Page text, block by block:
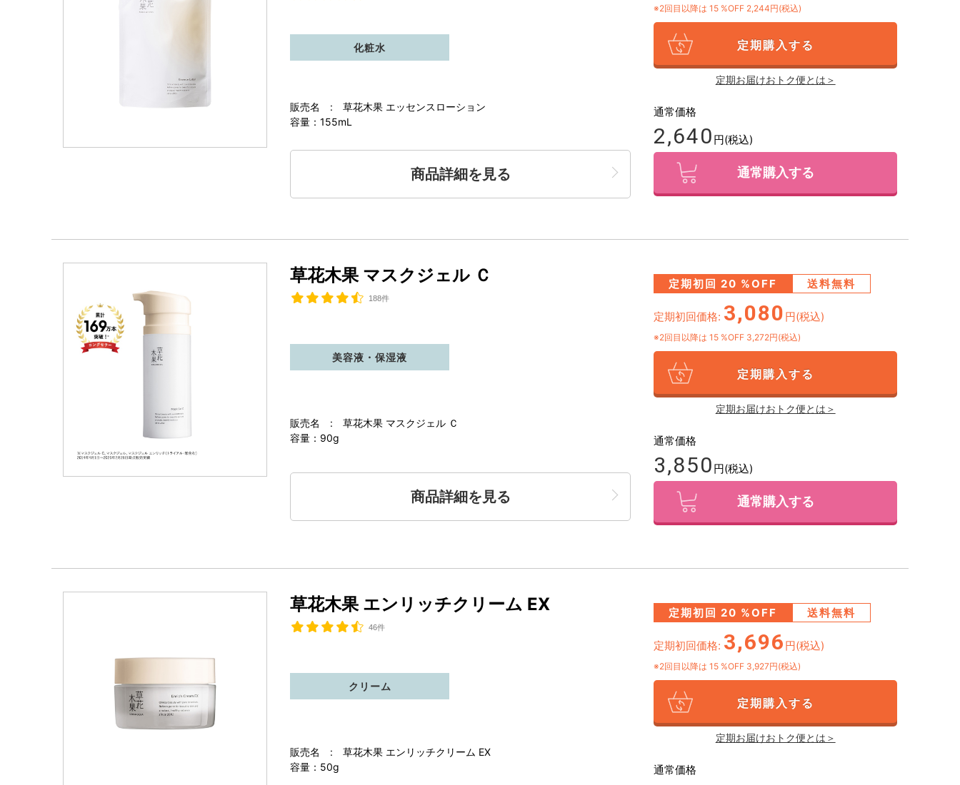
販売名 : 草花木果 エッセンスローション
容量：155mL
化粧水
商品詳細を見る
※2回目以降は 15 %OFF 2,244円(税込)
定期購入する
定期お届けおトク便とは＞
通常価格
2,640 円(税込)
通常購入する
草花木果 マスクジェル Ｃ
188件
販売名 : 草花木果 マスクジェル Ｃ
容量：90g
美容液・保湿液
商品詳細を見る
定期初回 20 %OFF 送料無料
定期初回価格: 3,080 円(税込)
※2回目以降は 15 %OFF 3,272円(税込)
定期購入する
定期お届けおトク便とは＞
通常価格
3,850 円(税込)
通常購入する
草花木果 エンリッチクリーム EX
46件
販売名 : 草花木果 エンリッチクリーム EX
容量：50g
クリーム
定期初回 20 %OFF 送料無料
定期初回価格: 3,696 円(税込)
※2回目以降は 15 %OFF 3,927円(税込)
定期購入する
定期お届けおトク便とは＞
通常価格